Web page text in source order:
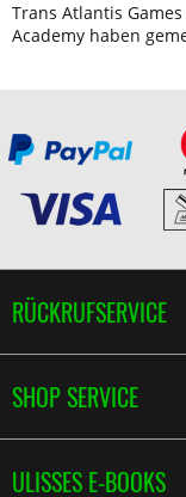
Trans Atlantis
Academy haben
RÜCKRUFSERVICE
SHOP SERVICE
ULISSES E-BOOKS